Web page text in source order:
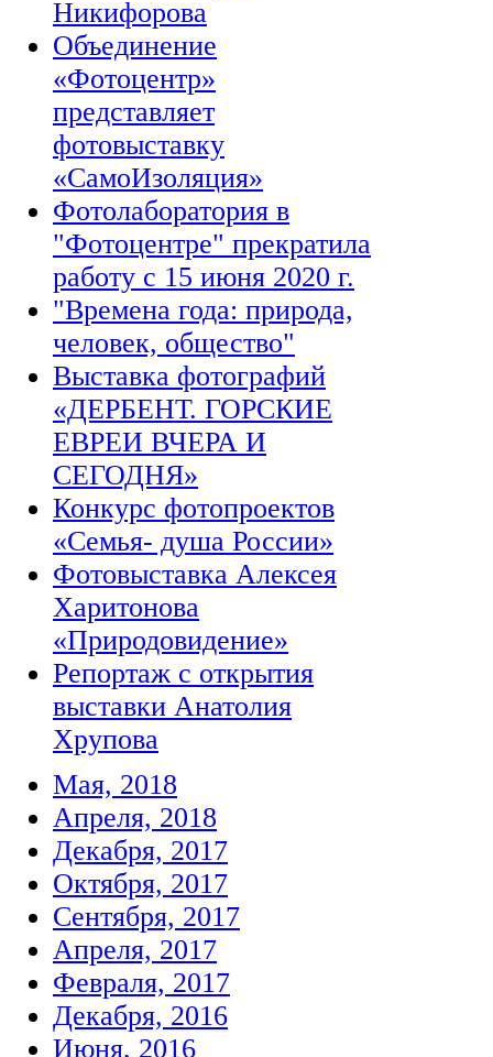
Никифорова
Объединение
«Фотоцентр»
представляет
фотовыставку
«СамоИзоляция»
Фотолаборатория в
"Фотоцентре" прекратила
работу с 15 июня 2020 г.
"Времена года: природа,
человек, общество"
Выставка фотографий
«ДЕРБЕНТ. ГОРСКИЕ
ЕВРЕИ ВЧЕРА И
СЕГОДНЯ»
Конкурс фотопроектов
«Семья- душа России»
Фотовыставка Алексея
Харитонова
«Природовидение»
Репортаж с открытия
выставки Анатолия
Хрупова
Мая, 2018
Апреля, 2018
Декабря, 2017
Октября, 2017
Сентября, 2017
Апреля, 2017
Февраля, 2017
Декабря, 2016
Июня, 2016